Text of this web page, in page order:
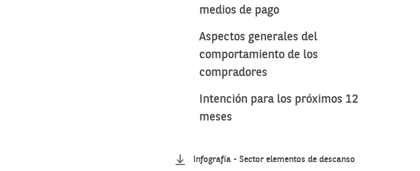
medios de pago
Aspectos generales del
comportamiento de los
compradores
Intención para los próximos 12
meses
Infografía - Sector elementos de descanso